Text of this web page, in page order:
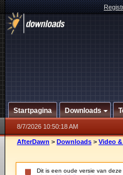
Startpagina Downloads
8/7/2026 10:50:18 AM
AfterDawn > Downloads > Video
Dit is een oude versie van